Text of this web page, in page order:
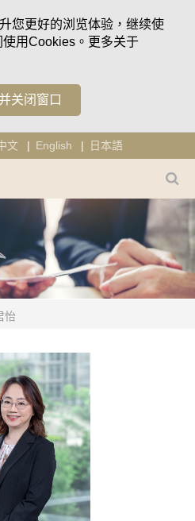
您更好的浏览体验，继续使
用Cookies。更多关于
关闭窗口
文 English 日本語
怡